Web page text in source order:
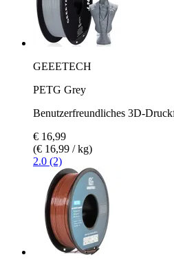
GEEETECH
PETG Grey
Benutzerfreundliches 3D-
€ 16,99
(€ 16,99 / kg)
2.0 (2)